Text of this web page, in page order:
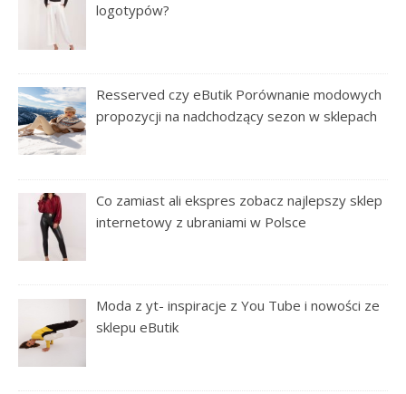
logotypów?
Resserved czy eButik Porównanie modowych
propozycji na nadchodzący sezon w sklepach
Co zamiast ali ekspres zobacz najlepszy sklep
internetowy z ubraniami w Polsce
Moda z yt- inspiracje z You Tube i nowości ze
sklepu eButik